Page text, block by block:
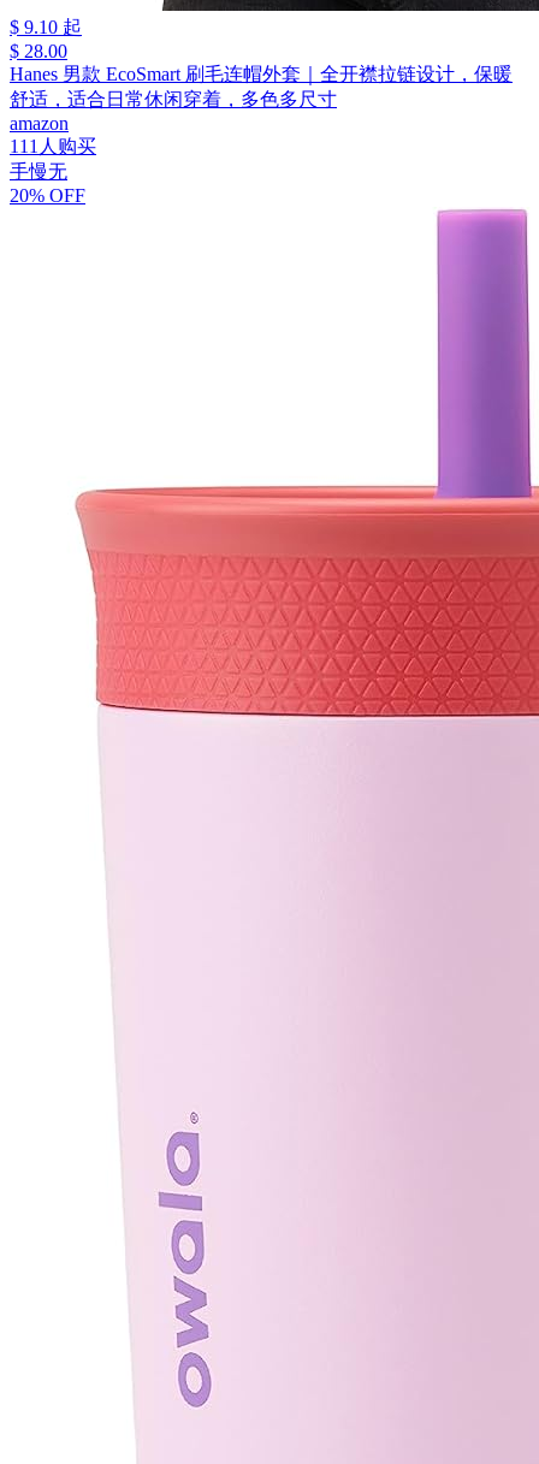
$ 9.10 起
$ 28.00
Hanes 男款 EcoSmart 刷毛连帽外套｜全开襟拉链设计，保暖
舒适，适合日常休闲穿着，多色多尺寸
amazon
111人购买
手慢无
20% OFF